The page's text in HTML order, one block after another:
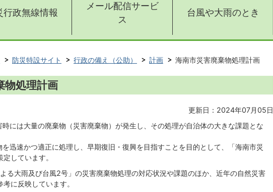
行政無線情報
メール配信サービ
ス
台風や大雨のとき
防災特設サイト 行政の備え（公助） 計画 海南市災害廃棄物処理計画
物処理計画
更新日：2024年07月05日
には大量の廃棄物（災害廃棄物）が発生し、その処理が自治体の大きな課題とな
迅速かつ適正に処理し、早期復旧・復興を目指すことを目的として、「海南市災
しています。
る大雨及び台風2号」の災害廃棄物処理の対応状況や課題のほか、近年の自然災害
に反映しています。